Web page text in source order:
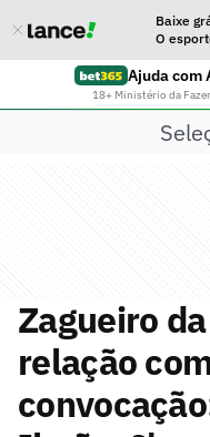
Baixe
O
Ajuda com
18+ Ministério da
Zagueiro
relação